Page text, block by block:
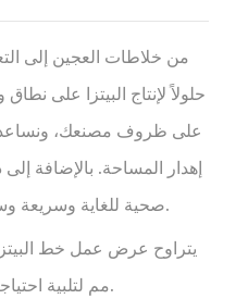
من خلاطات العجين إلى
حلولاً لإنتاج البيتزا على
على ظروف مصنعك،
إهدار المساحة. بالإضافة
صحية للغاية وسريعة وسهلة التفكيك وسهلة التنظيف.
مم لتلبية احتياجات أحجام المنتجات المختلفة.